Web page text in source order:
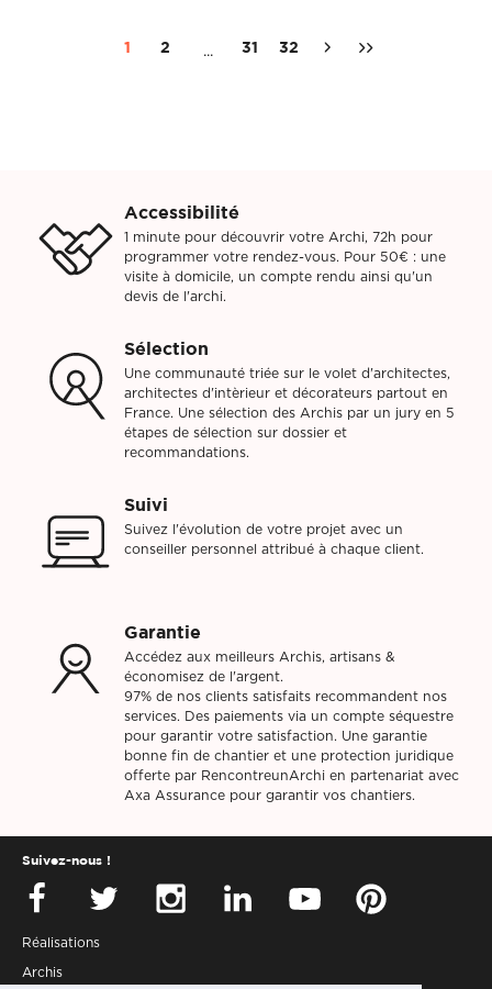
1 2 ... 31 32
Accessibilité
1 minute pour découvrir votre Archi, 72h pour
programmer votre rendez-vous. Pour 50€ : une
visite à domicile, un compte rendu ainsi qu'un
devis de l'archi.
Sélection
Une communauté triée sur le volet d'architectes,
architectes d'intèrieur et décorateurs partout en
France. Une sélection des Archis par un jury en 5
étapes de sélection sur dossier et
recommandations.
Suivi
Suivez l'évolution de votre projet avec un
conseiller personnel attribué à chaque client.
Garantie
Accédez aux meilleurs Archis, artisans &
économisez de l'argent.
97% de nos clients satisfaits recommandent nos
services. Des paiements via un compte séquestre
pour garantir votre satisfaction. Une garantie
bonne fin de chantier et une protection juridique
offerte par RencontreunArchi en partenariat avec
Axa Assurance pour garantir vos chantiers.
Réalisations
Archis
Suivez-nous !